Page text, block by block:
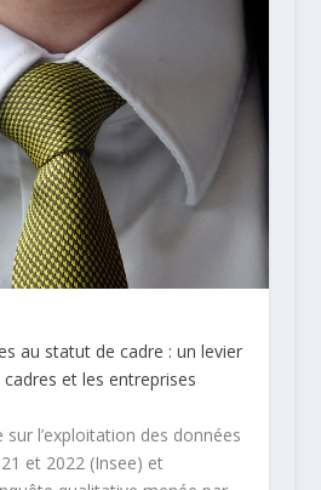
au statut de cadre : un levier
et les entreprises
l’exploitation des données
et 2022 (Insee) et